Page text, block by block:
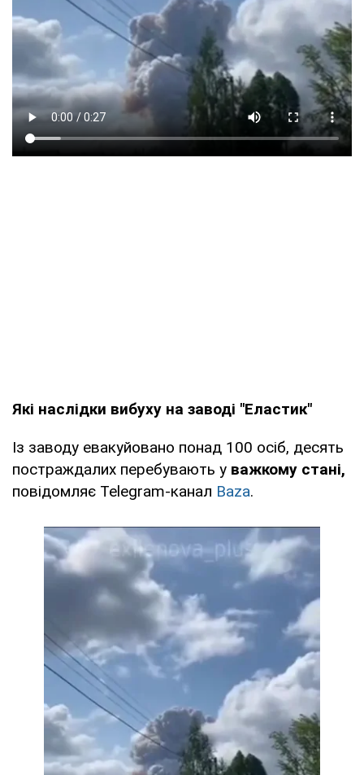
Які наслідки вибуху на заводі "Еластик"
Із заводу евакуйовано понад 100 осіб, десять
постраждалих перебувають у важкому стані,
повідомляє Telegram-канал Baza.